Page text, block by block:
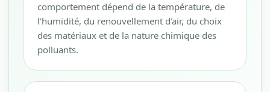
comportement dépend de la température, de
l’humidité, du renouvellement d’air, du choix
des matériaux et de la nature chimique des
polluants.